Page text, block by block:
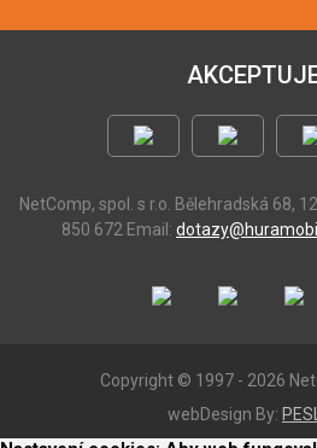
NetComp, spol. s r.o. Bělehradská 68,
850 672 Email:
Copyright © 1997 - 2026
webDesign By: